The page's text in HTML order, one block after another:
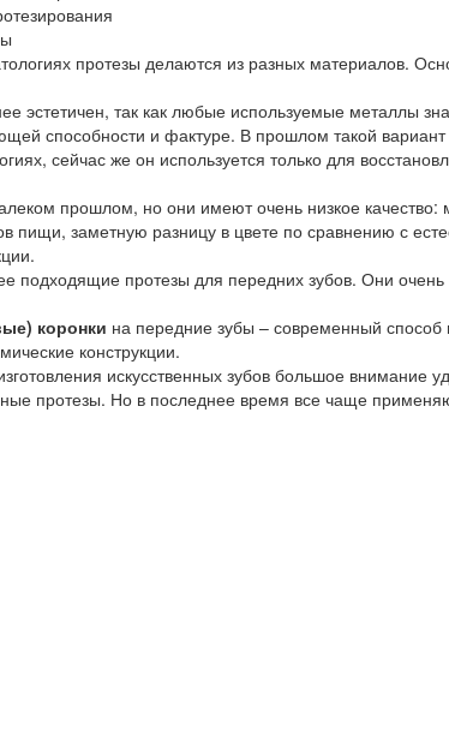
протезы делаются из разных материалов.
эстетичен, так как любые используемые металлы
способности и фактуре. В прошлом такой
сейчас же он используется только для
прошлом, но они имеют очень низкое качество:
пищи, заметную разницу в цвете по сравнению с
подходящие протезы для передних зубов. Они очень
коронки на передние зубы – современный способ
конструкции.
искусственных зубов большое внимание
протезы. Но в последнее время все чаще